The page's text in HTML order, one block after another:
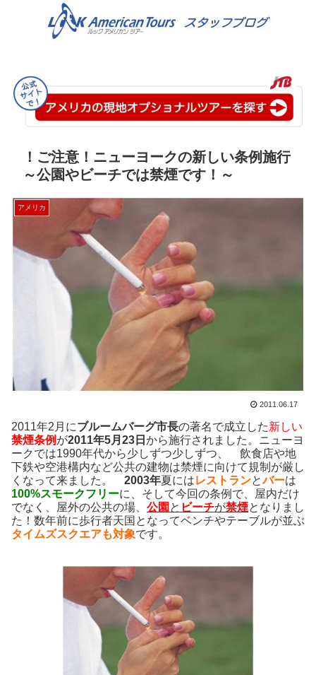
！ご注意！ニューヨークの新しい条例施行
～公園やビーチでは禁煙です！～
アメリカ
2011.06.17
2011年2月にブルームバーグ市長の著名で成立した新しい
禁煙条例 が2011年5月23日 から施行されました。ニューヨ
ークでは1990年代から少しずつ少しずつ、 飲食店や地
下鉄や空港構内など公共の建物は禁煙に向けて規制が厳し
くなって来ました。 2003年夏にはレストランとバーは
100%スモークフリーに、そして今回の条例で、屋内だけ
でなく、屋外の公共の場、 公園 と ビーチが禁煙となりまし
た！数年前に歩行者天国となってベンチやテーブルが並ぶ
タイムズスクエアも対象です。